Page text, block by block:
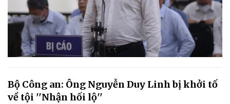
Bộ Công an: Ông Nguyễn Duy Linh bị khởi tố
về tội ''Nhận hối lộ''